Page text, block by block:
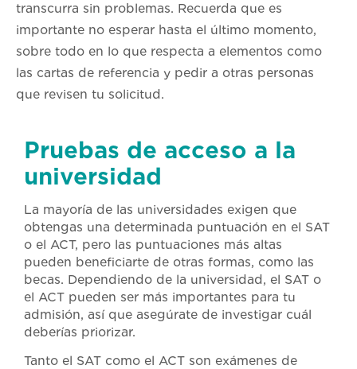
transcurra sin problemas. Recuerda que es
importante no esperar hasta el último momento,
sobre todo en lo que respecta a elementos como
las cartas de referencia y pedir a otras personas
que revisen tu solicitud.
Pruebas de acceso a la
universidad
La mayoría de las universidades exigen que
obtengas una determinada puntuación en el SAT
o el ACT, pero las puntuaciones más altas
pueden beneficiarte de otras formas, como las
becas. Dependiendo de la universidad, el SAT o
el ACT pueden ser más importantes para tu
admisión, así que asegúrate de investigar cuál
deberías priorizar.
Tanto el SAT como el ACT son exámenes de